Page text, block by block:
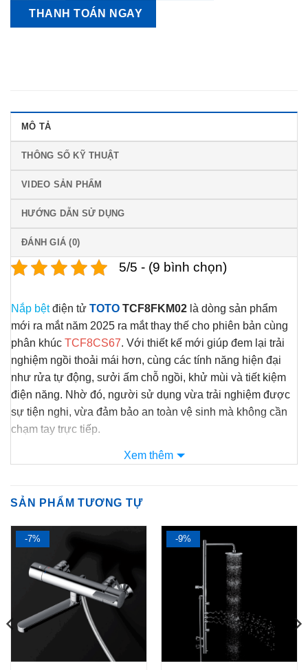
THANH TOÁN NGAY
MÔ TẢ
THÔNG SỐ KỸ THUẬT
VIDEO SẢN PHẨM
HƯỚNG DẪN SỬ DỤNG
ĐÁNH GIÁ (0)
5/5 - (9 bình chọn)
Nắp bệtđiện tử TOTO TCF8FKM02 là dòng sản phẩm
mới ra mắt năm 2025 ra mắt thay thế cho phiên bản cùng
phân khúc TCF8CS67. Với thiết kế mới giúp đem lại trải
nghiệm ngồi thoải mái hơn, cùng các tính năng hiện đại
như rửa tự động, sưởi ấm chỗ ngồi, khử mùi và tiết kiệm
điện năng. Nhờ đó, người sử dụng vừa trải nghiệm được
sự tiện nghi, vừa đảm bảo an toàn vệ sinh mà không cần
chạm tay trực tiếp.
Nội Địa Nhật Store
tìm hiểu xem mẫu nắp bệt này có
gì nổi bật nhé:
Xem thêm
SẢN PHẨM TƯƠNG TỰ
-7% -9%